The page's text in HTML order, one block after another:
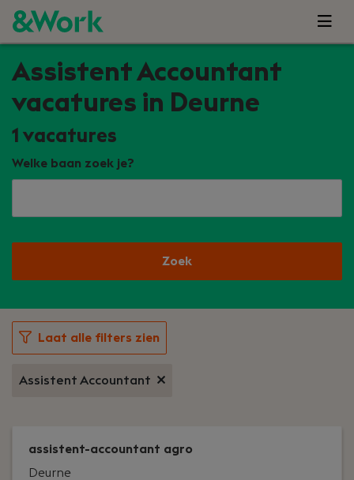
Assistent Accountant
vacatures in Deurne
1 vacatures
Welke baan zoek je?
Zoek
Laat alle filters zien
Assistent Accountant
assistent-accountant agro
Deurne